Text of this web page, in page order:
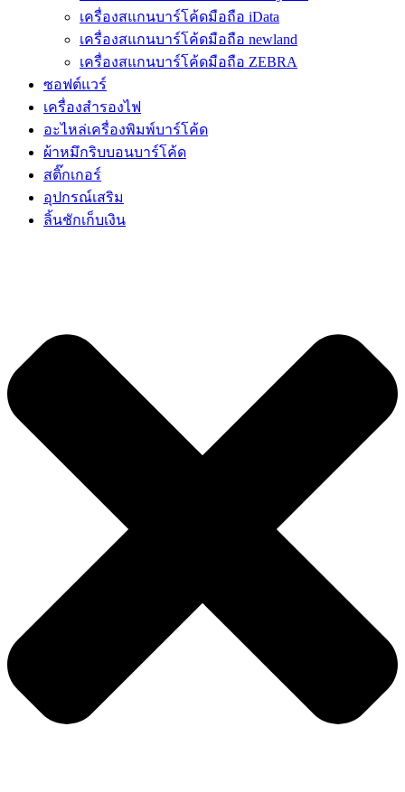
เครื่องสแกนบาร์โค้ดมือถือ iData
เครื่องสแกนบาร์โค้ดมือถือ newland
เครื่องสแกนบาร์โค้ดมือถือ ZEBRA
ซอฟต์แวร์
เครื่องสำรองไฟ
อะไหล่เครื่องพิมพ์บาร์โค้ด
ผ้าหมึกริบบอนบาร์โค้ด
สติ๊กเกอร์
อุปกรณ์เสริม
ลิ้นชักเก็บเงิน